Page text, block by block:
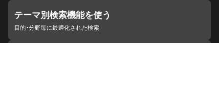
テーマ別検索機能を使う
目的・分野毎に最適化された検索